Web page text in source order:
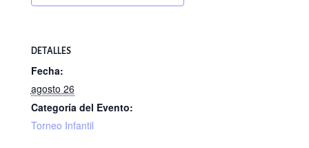
DETALLES
Fecha:
agosto 26
Categoría del Evento:
Torneo Infantil